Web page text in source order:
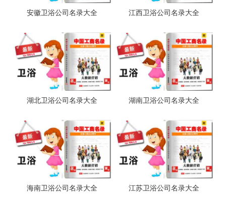
安徽卫浴公司名录大全 江西卫浴公司名录大全
湖北卫浴公司名录大全 湖南卫浴公司名录大全
海南卫浴公司名录大全 江苏卫浴公司名录大全